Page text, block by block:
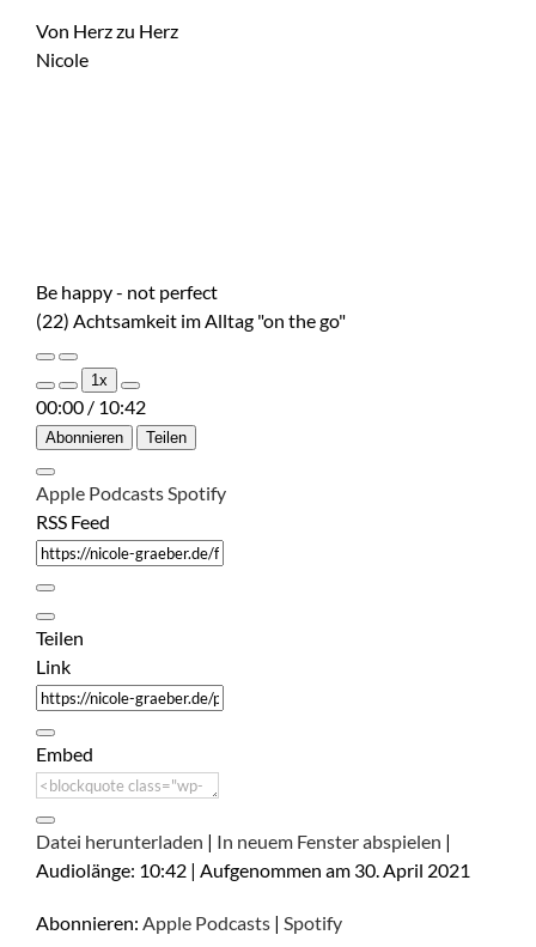
Von Herz zu Herz
Nicole
Be happy - not perfect
(22) Achtsamkeit im Alltag "on the go"
Play
Episode
Pause
Episode
1x
00:00 / 10:42
Abonnieren Teilen
Apple PodcastsSpotify
RSS Feed
Teilen
Link
Embed
Datei herunterladen | In neuem Fenster abspielen |
Audiolänge: 10:42 | Aufgenommen am 30. April 2021
Abonnieren: Apple Podcasts | Spotify